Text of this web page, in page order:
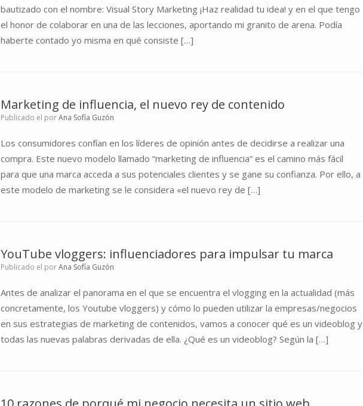
bautizado con el nombre: Visual Story Marketing ¡Haz realidad tu idea! y en el que tengo
el honor de colaborar en una de las lecciones, aportando mi granito de arena. Podía
haberte contado yo misma en qué consiste […]
Marketing de influencia, el nuevo rey de contenido
Publicado el porAna Sofía Guzón
Los consumidores confían en los líderes de opinión antes de decidirse a realizar una
compra. Este nuevo modelo llamado “marketing de influencia” es el camino más fácil
para que una marca acceda a sus potenciales clientes y se gane su confianza. Por ello, a
este modelo de marketing se le considera «el nuevo rey de […]
YouTube vloggers: influenciadores para impulsar tu marca
Publicado el porAna Sofía Guzón
Antes de analizar el panorama en el que se encuentra el vlogging en la actualidad (más
concretamente, los Youtube vloggers) y cómo lo pueden utilizar la empresas/negocios
en sus estrategias de marketing de contenidos, vamos a conocer qué es un videoblog y
todas las nuevas palabras derivadas de ella. ¿Qué es un videoblog? Según la […]